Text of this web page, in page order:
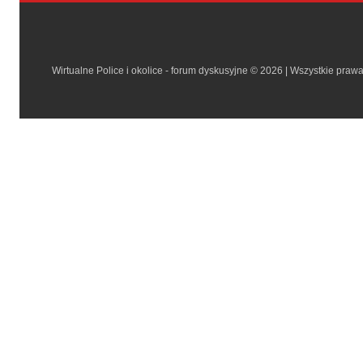
Wirtualne Police i okolice - forum dyskusyjne © 2026 | Wszystkie